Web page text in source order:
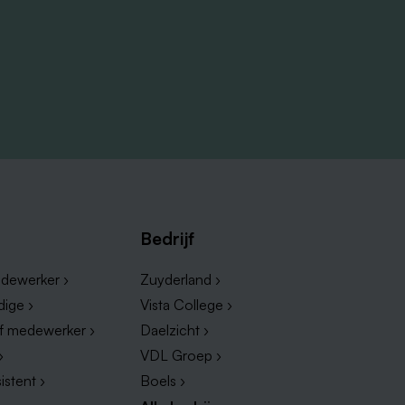
›
›
medewerker ›
›
Bedrijf
Zuyderland ›
Vista College ›
Daelzicht ›
VDL Groep ›
Boels ›